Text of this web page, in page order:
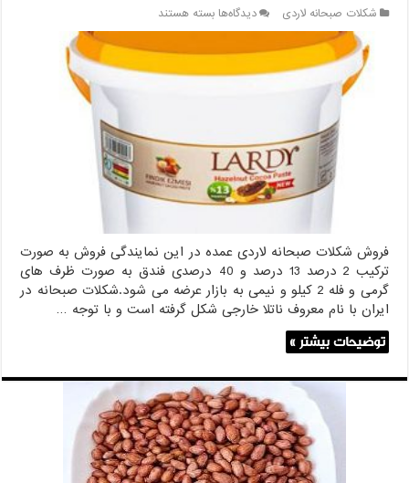
شکلات صبحانه لاردی دیدگاه‌هابرای
نمایندگی
شکلات
بسته هستند
فروش شکلات صبحانه لاردی عمده در این نمایندگی فروش به صورت
ترکیب 2 درصد 13 درصد و 40 درصدی فندق به صورت ظرف های
گرمی و فله 2 کیلو و نیمی به بازار عرضه می شود.شکلات صبحانه در
ایران با نام معروف ناتلا خارجی شکل گرفته است و با توجه …
توضیحات بیشتر »